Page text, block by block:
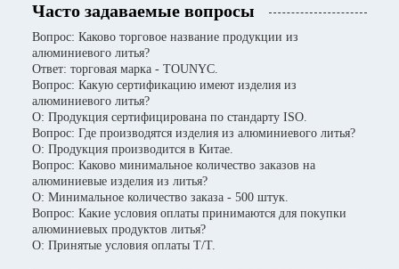
Часто задаваемые вопросы
Вопрос: Каково торговое название продукции из
алюминиевого литья?
Ответ: торговая марка - TOUNYC.
Вопрос: Какую сертификацию имеют изделия из
алюминиевого литья?
О: Продукция сертифицирована по стандарту ISO.
Вопрос: Где производятся изделия из алюминиевого литья?
О: Продукция производится в Китае.
Вопрос: Каково минимальное количество заказов на
алюминиевые изделия из литья?
О: Минимальное количество заказа - 500 штук.
Вопрос: Какие условия оплаты принимаются для покупки
алюминиевых продуктов литья?
О: Принятые условия оплаты T/T.